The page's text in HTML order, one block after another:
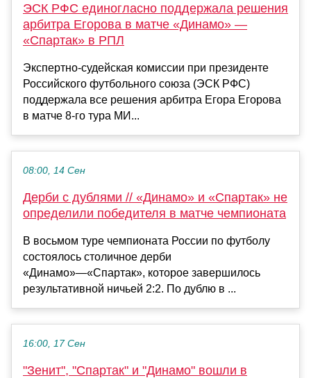
ЭСК РФС единогласно поддержала решения
арбитра Егорова в матче «Динамо» —
«Спартак» в РПЛ
Экспертно‑судейская комиссии при президенте
Российского футбольного союза (ЭСК РФС)
поддержала все решения арбитра Егора Егорова
в матче 8‑го тура МИ...
08:00, 14 Сен
Дерби с дублями // «Динамо» и «Спартак» не
определили победителя в матче чемпионата
В восьмом туре чемпионата России по футболу
состоялось столичное дерби
«Динамо»—«Спартак», которое завершилось
результативной ничьей 2:2. По дублю в ...
16:00, 17 Сен
"Зенит", "Спартак" и "Динамо" вошли в